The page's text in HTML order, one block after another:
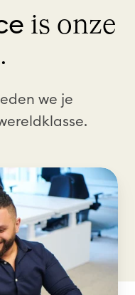
is onze
we je